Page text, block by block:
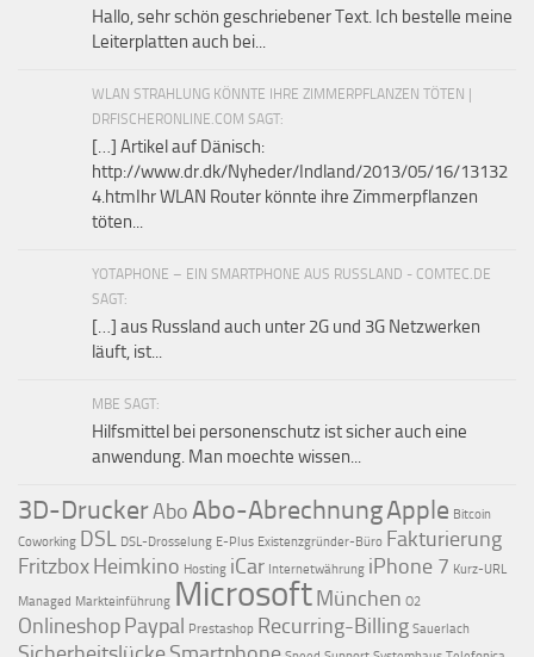
Hallo, sehr schön geschriebener Text. Ich bestelle meine
Leiterplatten auch bei...
WLAN STRAHLUNG KÖNNTE IHRE ZIMMERPFLANZEN TÖTEN |
DRFISCHERONLINE.COM SAGT:
[…] Artikel auf Dänisch:
http://www.dr.dk/Nyheder/Indland/2013/05/16/13132
4.htmIhr WLAN Router könnte ihre Zimmerpflanzen
töten...
YOTAPHONE – EIN SMARTPHONE AUS RUSSLAND - COMTEC.DE
SAGT:
[…] aus Russland auch unter 2G und 3G Netzwerken
läuft, ist...
MBE SAGT:
Hilfsmittel bei personenschutz ist sicher auch eine
anwendung. Man moechte wissen...
3D-DruckerAbo Abo-AbrechnungApple Bitcoin
Coworking DSL DSL-Drosselung E-Plus Existenzgründer-Büro Fakturierung
Fritzbox Heimkino Hosting iCar Internetwährung iPhone 7 Kurz-URL
Managed Markteinführung Microsoft München O2
Onlineshop Paypal Prestashop Recurring-Billing Sauerlach